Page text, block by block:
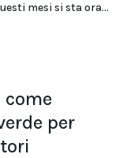
mesi si sta ora...
come
per